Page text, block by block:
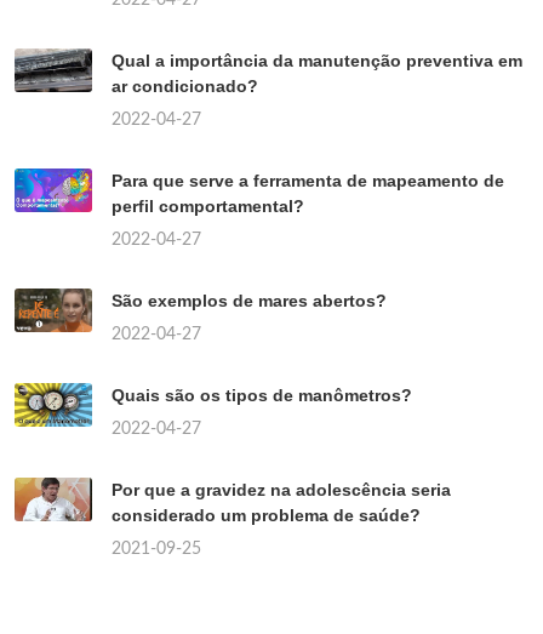
Qual a importância da manutenção preventiva em
ar condicionado?
2022-04-27
Para que serve a ferramenta de mapeamento de
perfil comportamental?
2022-04-27
São exemplos de mares abertos?
2022-04-27
Quais são os tipos de manômetros?
2022-04-27
Por que a gravidez na adolescência seria
considerado um problema de saúde?
2021-09-25